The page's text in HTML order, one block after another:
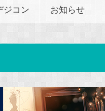
ジコン お知らせ